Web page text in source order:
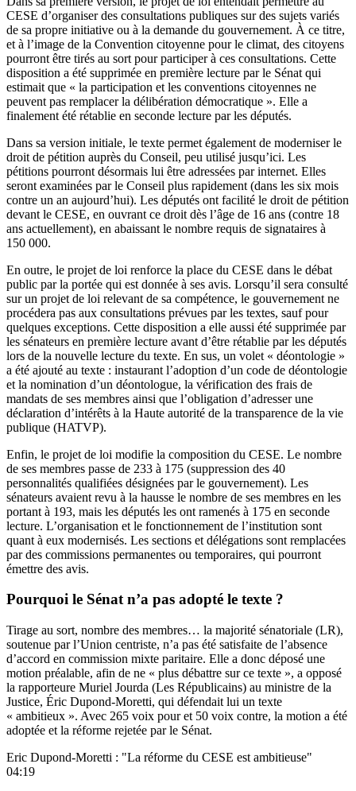
CESE d’organiser des consultations publiques sur des sujets variés
de sa propre initiative ou à la demande du gouvernement. À ce titre,
et à l’image de la Convention citoyenne pour le climat, des citoyens
pourront être tirés au sort pour participer à ces consultations. Cette
disposition a été supprimée en première lecture par le Sénat qui
estimait que « la participation et les conventions citoyennes ne
peuvent pas remplacer la délibération démocratique ». Elle a
finalement été rétablie en seconde lecture par les députés.
Dans sa version initiale, le texte permet également de moderniser le
droit de pétition auprès du Conseil, peu utilisé jusqu’ici. Les
pétitions pourront désormais lui être adressées par internet. Elles
seront examinées par le Conseil plus rapidement (dans les six mois
contre un an aujourd’hui). Les députés ont facilité le droit de pétition
devant le CESE, en ouvrant ce droit dès l’âge de 16 ans (contre 18
ans actuellement), en abaissant le nombre requis de signataires à
150 000.
En outre, le projet de loi renforce la place du CESE dans le débat
public par la portée qui est donnée à ses avis. Lorsqu’il sera consulté
sur un projet de loi relevant de sa compétence, le gouvernement ne
procédera pas aux consultations prévues par les textes, sauf pour
quelques exceptions. Cette disposition a elle aussi été supprimée par
les sénateurs en première lecture avant d’être rétablie par les députés
lors de la nouvelle lecture du texte. En sus, un volet « déontologie »
a été ajouté au texte : instaurant l’adoption d’un code de déontologie
et la nomination d’un déontologue, la vérification des frais de
mandats de ses membres ainsi que l’obligation d’adresser une
déclaration d’intérêts à la Haute autorité de la transparence de la vie
publique (HATVP).
Enfin, le projet de loi modifie la composition du CESE. Le nombre
de ses membres passe de 233 à 175 (suppression des 40
personnalités qualifiées désignées par le gouvernement). Les
sénateurs avaient revu à la hausse le nombre de ses membres en les
portant à 193, mais les députés les ont ramenés à 175 en seconde
lecture. L’organisation et le fonctionnement de l’institution sont
quant à eux modernisés. Les sections et délégations sont remplacées
par des commissions permanentes ou temporaires, qui pourront
émettre des avis.
Pourquoi le Sénat n’a pas adopté le texte ?
Tirage au sort, nombre des membres… la majorité sénatoriale (LR),
soutenue par l’Union centriste, n’a pas été satisfaite de l’absence
d’accord en commission mixte paritaire. Elle a donc déposé une
motion préalable, afin de ne « plus débattre sur ce texte », a opposé
la rapporteure Muriel Jourda (Les Républicains) au ministre de la
Justice, Éric Dupond-Moretti, qui défendait lui un texte
« ambitieux ». Avec 265 voix pour et 50 voix contre, la motion a été
adoptée et la réforme rejetée par le Sénat.
Eric Dupond-Moretti : "La réforme du CESE est ambitieuse"
04:19